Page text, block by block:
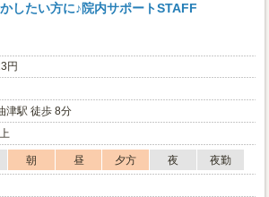
したい方に♪院内サポートSTAFF
円
津駅 徒歩 8分
朝 昼 夕方 夜
夜勤